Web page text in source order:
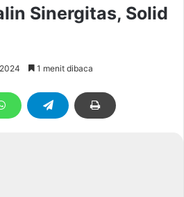
Sinergitas, Solid
1 menit dibaca